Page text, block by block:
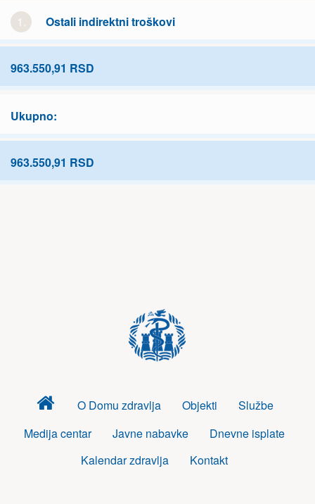
1. Ostali indirektni troškovi
963.550,91 RSD
Ukupno:
963.550,91 RSD
Dom
zdravlja
O Domu zdravlja Objekti
Službe
Medija centar
Javne nabavke
Dnevne isplate
Kalendar zdravlja
Kontakt